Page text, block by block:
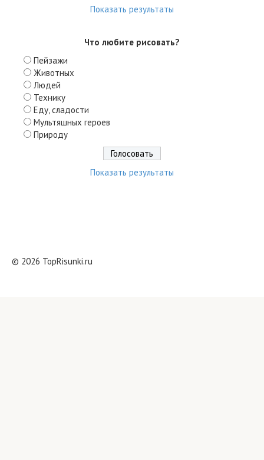
Показать результаты
Что любите рисовать?
Пейзажи
Животных
Людей
Технику
Еду, сладости
Мультяшных героев
Природу
Показать результаты
© 2026 TopRisunki.ru